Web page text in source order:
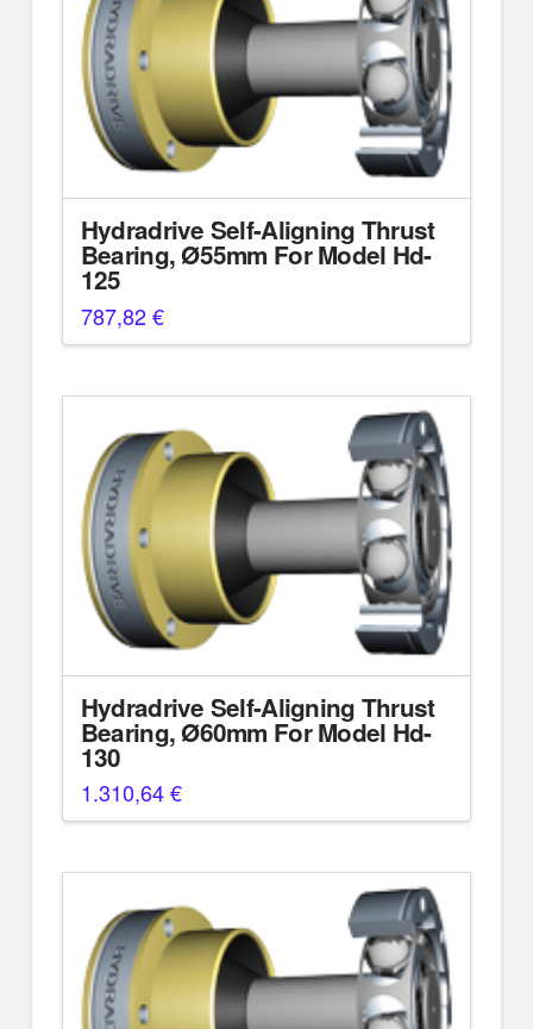
Hydradrive Self-Aligning Thrust
Bearing, Ø55mm For Model Hd-
125
787,82€
Hydradrive Self-Aligning Thrust
Bearing, Ø60mm For Model Hd-
130
1.310,64€